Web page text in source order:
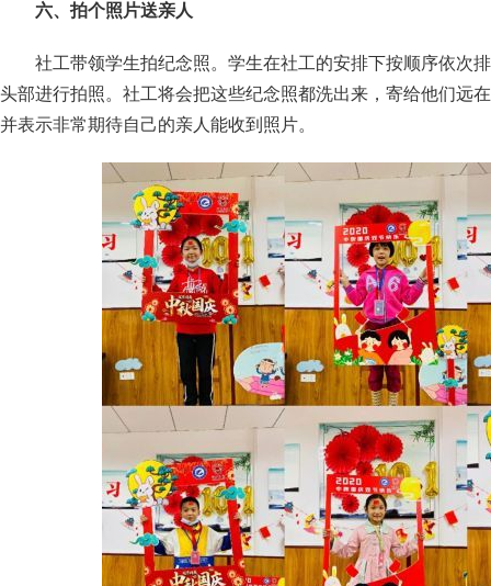
六、拍个照片送亲人
社工带领学生拍纪念照。学生在社工的安排下按顺序依次
头部进行拍照。社工将会把这些纪念照都洗出来，寄给他们远
并表示非常期待自己的亲人能收到照片。